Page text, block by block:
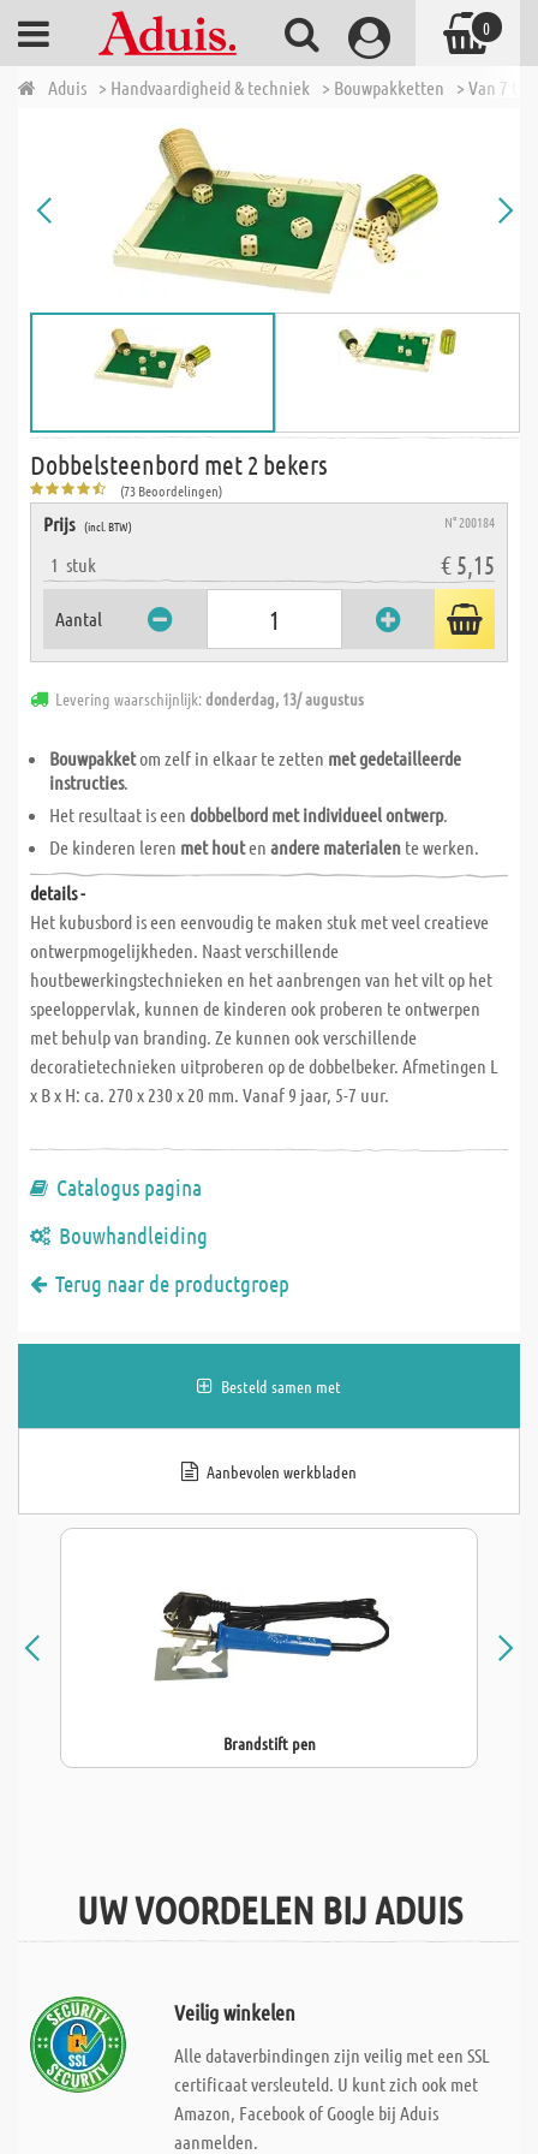
Aduis > Handvaardigheid & techniek > Bouwpakketten > Van 7 tot
Dobbelsteenbord met 2 bekers
(73 Beoordelingen)
Prijs (incl. BTW) N° 200184
1 stuk € 5,15
Aantal
Levering waarschijnlijk:donderdag, 13/ augustus
Bouwpakketom zelf in elkaar te zetten met gedetailleerde
instructies.
Het resultaat is een dobbelbord met individueel ontwerp.
De kinderen leren met houten andere materialen te werken.
details -
Het kubusbord is een eenvoudig te maken stuk met veel creatieve
ontwerpmogelijkheden. Naast verschillende
houtbewerkingstechnieken en het aanbrengen van het vilt op het
speeloppervlak, kunnen de kinderen ook proberen te ontwerpen
met behulp van branding. Ze kunnen ook verschillende
decoratietechnieken uitproberen op de dobbelbeker. Afmetingen L
x B x H: ca. 270 x 230 x 20 mm. Vanaf 9 jaar, 5-7 uur.
Catalogus pagina
Bouwhandleiding
Terug naar de productgroep
Besteld samen met
Aanbevolen werkbladen
Brandstift pen
UW VOORDELEN BIJ ADUIS
Veilig winkelen
Alle dataverbindingen zijn veilig met een SSL
certificaat versleuteld. U kunt zich ook met
Amazon, Facebook of Google bij Aduis
aanmelden.
0